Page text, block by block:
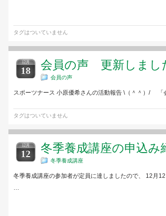
タグはついていません
12月
18 会員の声 更新しまし
会員の声
スポーツナース 小原優希さんの活動報告 \（＾＾）/ 「
タグはついていません
12月
12 冬季養成講座の申込み
冬季養成講座
冬季養成講座の参加者が定員に達しましたので、 12月
…